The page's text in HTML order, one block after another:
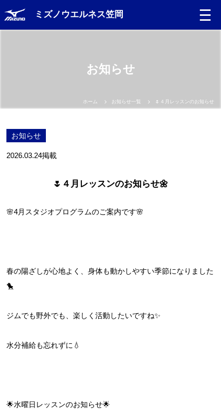
ミズノウエルネス笠岡
お知らせ
ホーム お知らせ一覧 🌷４月レッスンのお知らせ🌼
お知らせ
2026.03.24掲載
🌷４月レッスンのお知らせ🌼
🌸4月スタジオプログラムのご案内です🌸
春の陽ざしが心地よく、身体も動かしやすい季節になりました
🐤
ジムでも野外でも、楽しく活動したいですね✨
水分補給も忘れずに💧
🌟水曜日レッスンのお知らせ🌟